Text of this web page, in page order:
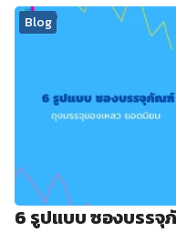
Blog
6 รูปแบบ ซองบรร